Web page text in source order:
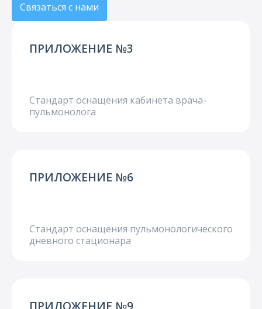
Связаться с нами
ПРИЛОЖЕНИЕ №3
Стандарт оснащения кабинета врача-
пульмонолога
ПРИЛОЖЕНИЕ №6
Стандарт оснащения пульмонологического
дневного стационара
ПРИЛОЖЕНИЕ №9